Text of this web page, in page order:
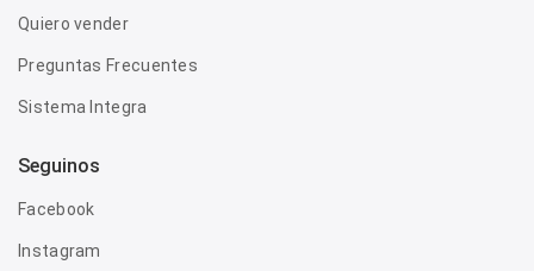
Quiero vender
Preguntas Frecuentes
Sistema Integra
Seguinos
Facebook
Instagram